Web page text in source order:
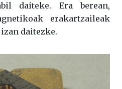
daiteke. Era berean,
erakartzaileak
daitezke.